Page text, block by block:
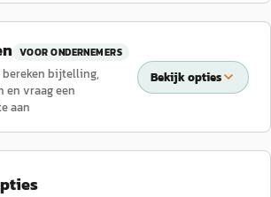
VOOR ONDERNEMERS
bijtelling,
vraag een
aan
Bekijk opties